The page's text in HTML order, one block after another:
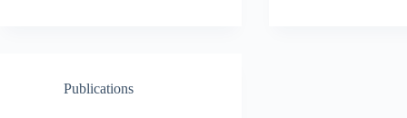
Publications